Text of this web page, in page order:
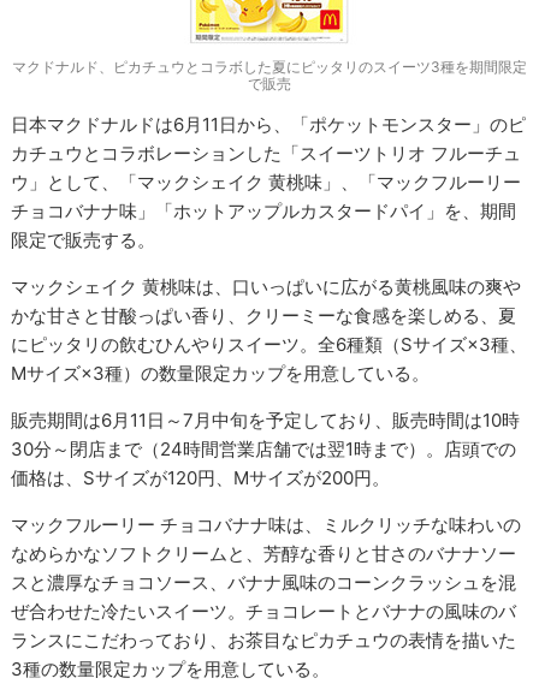
マクドナルド、ピカチュウとコラボした夏にピッタリのスイーツ3種を期間限定
で販売
日本マクドナルドは6月11日から、「ポケットモンスター」のピ
カチュウとコラボレーションした「スイーツトリオ フルーチュ
ウ」として、「マックシェイク 黄桃味」、「マックフルーリー
チョコバナナ味」「ホットアップルカスタードパイ」を、期間
限定で販売する。
マックシェイク 黄桃味は、口いっぱいに広がる黄桃風味の爽や
かな甘さと甘酸っぱい香り、クリーミーな食感を楽しめる、夏
にピッタリの飲むひんやりスイーツ。全6種類（Sサイズ×3種、
Mサイズ×3種）の数量限定カップを用意している。
販売期間は6月11日～7月中旬を予定しており、販売時間は10時
30分～閉店まで（24時間営業店舗では翌1時まで）。店頭での
価格は、Sサイズが120円、Mサイズが200円。
マックフルーリー チョコバナナ味は、ミルクリッチな味わいの
なめらかなソフトクリームと、芳醇な香りと甘さのバナナソー
スと濃厚なチョコソース、バナナ風味のコーンクラッシュを混
ぜ合わせた冷たいスイーツ。チョコレートとバナナの風味のバ
ランスにこだわっており、お茶目なピカチュウの表情を描いた
3種の数量限定カップを用意している。